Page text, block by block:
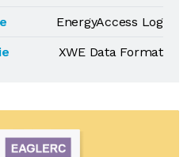
EnergyAccess Log
XWE Data Format